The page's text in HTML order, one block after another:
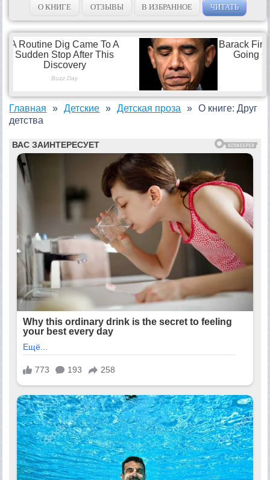
О КНИГЕ ОТЗЫВЫ В ИЗБРАННОЕ ЧИТАТЬ
Главная Детские Детская проза
О книге: Друг
детства